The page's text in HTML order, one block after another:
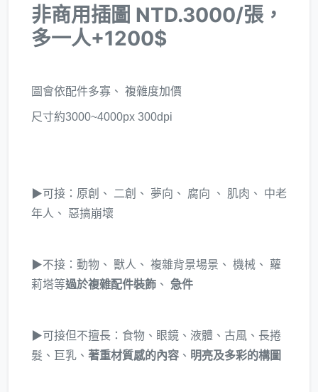
非商用插圖 NTD.3000/張，
多一人+1200$
圖會依配件多寡、 複雜度加價
尺寸約3000~4000px 300dpi
▶可接：原創、 二創、 夢向、 腐向 、 肌肉、 中老
年人、 惡搞崩壞
▶不接：動物、 獸人、 複雜背景場景、 機械、 蘿
莉塔等過於複雜配件裝飾 、 急件
▶可接但不擅長：食物、眼鏡、液體、古風、長捲
髮、巨乳、 著重材質感的內容 、 明亮及多彩的構圖